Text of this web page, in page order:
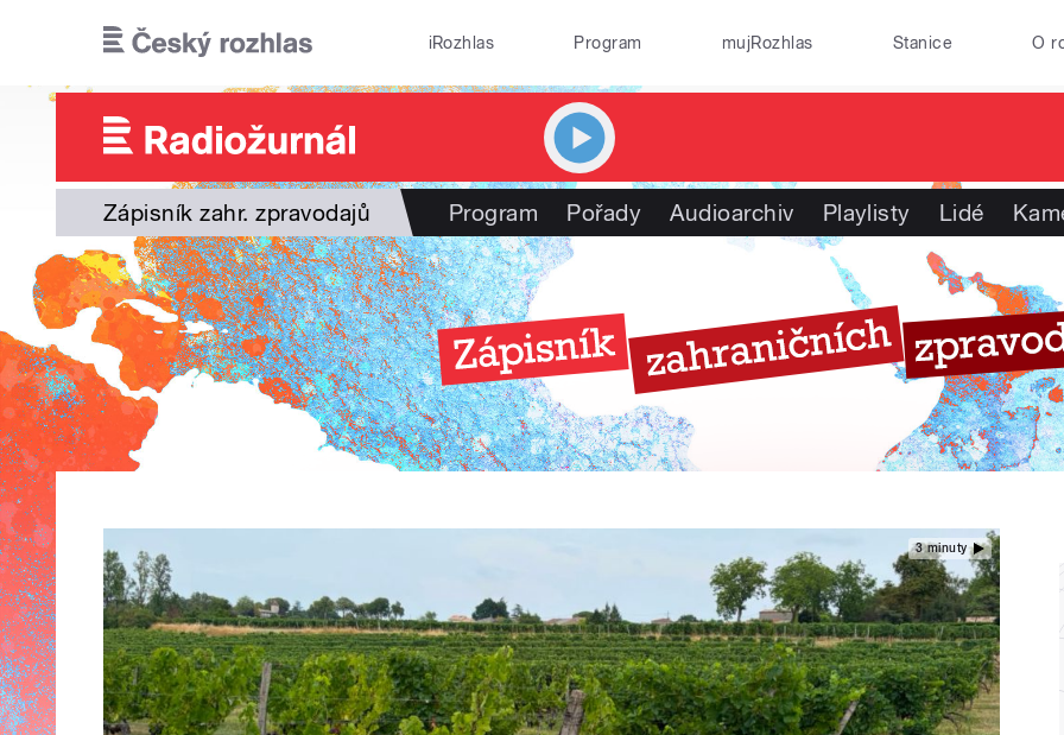
iRozhlas Program mujRozhlas Stanice O
Zápisník zahr. zpravodajů Program Pořady Audioarchiv Playlisty Lidé
3 minuty